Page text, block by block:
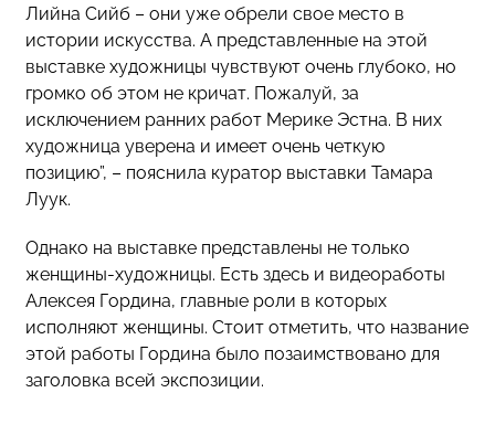
Лийна Сийб – они уже обрели свое место в
истории искусства. А представленные на этой
выставке художницы чувствуют очень глубоко, но
громко об этом не кричат. Пожалуй, за
исключением ранних работ Мерике Эстна. В них
художница уверена и имеет очень четкую
позицию”, – пояснила куратор выставки Тамара
Луук.
Однако на выставке представлены не только
женщины-художницы. Есть здесь и видеоработы
Алексея Гордина, главные роли в которых
исполняют женщины. Стоит отметить, что название
этой работы Гордина было позаимствовано для
заголовка всей экспозиции.